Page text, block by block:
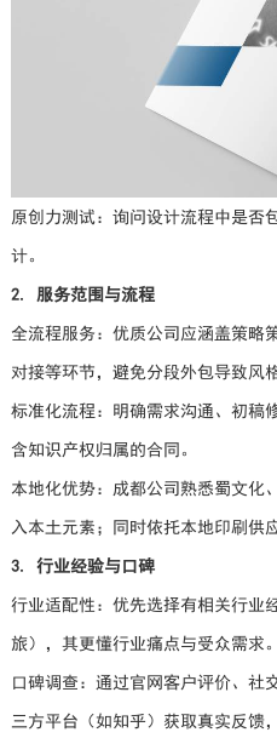
原创力测试：询问设计流程中是否
计。
2. 服务范围与流程
全流程服务：优质公司应涵盖策略
对接等环节，避免分段外包导致风
标准化流程：明确需求沟通、初稿
含知识产权归属的合同。
本地化优势：成都公司熟悉蜀文化
入本土元素；同时依托本地印刷供
3. 行业经验与口碑
行业适配性：优先选择有相关行业
旅），其更懂行业痛点与受众需求。
口碑调查：通过官网客户评价、社
三方平台（如知乎）获取真实反馈